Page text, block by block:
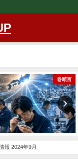
巻頭言
報 2024年9月